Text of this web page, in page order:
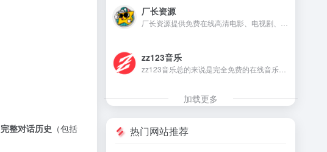
完整对话历史 （包括
厂长资源
zz123音乐
加载更多
热门网站推荐